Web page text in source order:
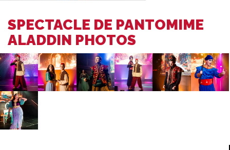
SPECTACLE DE PANTOMIME
ALADDIN PHOTOS